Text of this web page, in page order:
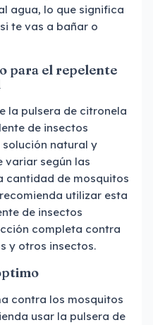
agua, lo que significa
te vas a bañar o
para el repelente
la pulsera de citronela
de insectos
solución natural y
variar según las
cantidad de mosquitos
utilizar esta
de insectos
completa contra
y otros insectos.
contra los mosquitos
usar la pulsera de